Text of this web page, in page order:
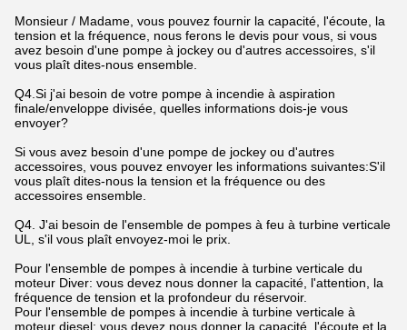
Monsieur / Madame, vous pouvez fournir la capacité, l'écoute, la
tension et la fréquence, nous ferons le devis pour vous, si vous
avez besoin d'une pompe à jockey ou d'autres accessoires, s'il
vous plaît dites-nous ensemble.
Q4.Si j'ai besoin de votre pompe à incendie à aspiration
finale/enveloppe divisée, quelles informations dois-je vous
envoyer?
Si vous avez besoin d'une pompe de jockey ou d'autres
accessoires, vous pouvez envoyer les informations suivantes:S'il
vous plaît dites-nous la tension et la fréquence ou des
accessoires ensemble.
Q4. J'ai besoin de l'ensemble de pompes à feu à turbine verticale
UL, s'il vous plaît envoyez-moi le prix.
Pour l'ensemble de pompes à incendie à turbine verticale du
moteur Diver: vous devez nous donner la capacité, l'attention, la
fréquence de tension et la profondeur du réservoir.
Pour l'ensemble de pompes à incendie à turbine verticale à
moteur diesel: vous devez nous donner la capacité, l'écoute et la